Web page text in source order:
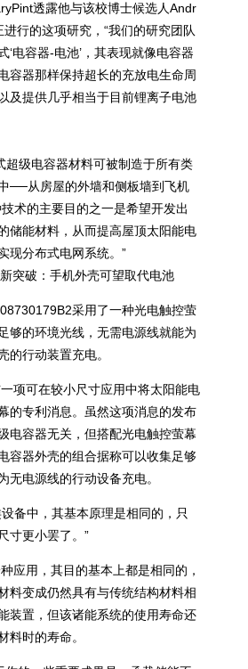
透露他与该校博士候选人Andr
行的这项研究，“我们的研究团队
‘电容器-电池’，其表现就像电容器
容器那样保持超长的充放电生命周
及提供几乎相当于目前锂离子电池
超级电容器材料可被制造于所有类
──从房屋的外墙和侧板墙到飞机
术的主要目的之一是希望开发出
储能材料，从而提高屋顶太阳能电
现分布式电网系统。”
采用了一种光电触控萤
够的环境光线，无需电源线就能为
的行动装置充电。
项可在较小尺寸应用中将太阳能电
的专利消息。虽然这项消息的发布
电容器无关，但搭配光电触控萤幕
容器外壳的组合据称可以收集足够
无电源线的行动设备充电。
备中，其基本原理是相同的，只
寸更小罢了。”
应用，其目的基本上都是相同的，
料变成仍然具有与传统结构材料相
装置，但该诸能系统的使用寿命还
料时的寿命。